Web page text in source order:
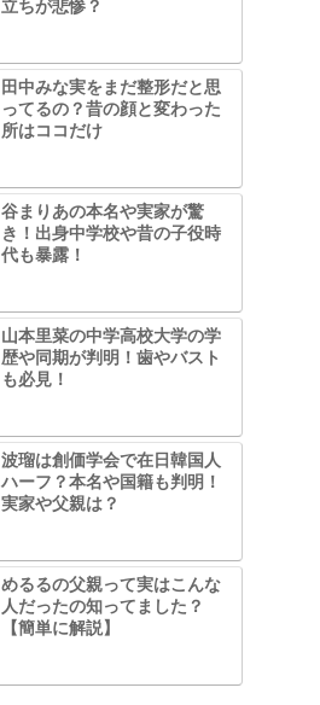
立ちが悲惨？
田中みな実をまだ整形だと思
ってるの？昔の顔と変わった
所はココだけ
谷まりあの本名や実家が驚
き！出身中学校や昔の子役時
代も暴露！
山本里菜の中学高校大学の学
歴や同期が判明！歯やバスト
も必見！
波瑠は創価学会で在日韓国人
ハーフ？本名や国籍も判明！
実家や父親は？
めるるの父親って実はこんな
人だったの知ってました？
【簡単に解説】